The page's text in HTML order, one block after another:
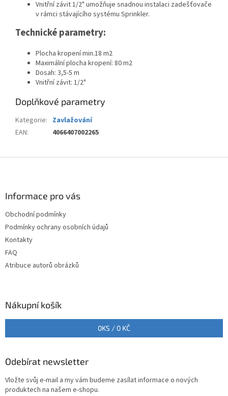
Vnitřní závit 1/2" umožňuje snadnou instalaci zadešťovače
v rámci stávajícího systému Sprinkler.
Technické parametry:
Plocha kropení min.18 m2
Maximální plocha kropení: 80 m2
Dosah: 3,5-5 m
Vnitřní závit: 1/2"
Doplňkové parametry
Kategorie: Zavlažování
EAN: 4066407002265
Informace pro vás
Obchodní podmínky
Podmínky ochrany osobních údajů
Kontakty
FAQ
Atribuce autorů obrázků
Nákupní košík
0KS / 0 KČ
Odebírat newsletter
Vložte svůj e-mail a my vám budeme zasílat informace o nových
produktech na našem e-shopu.